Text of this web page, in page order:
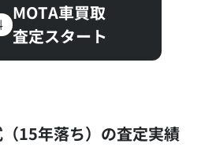
MOTA車買取
査定スタート
15年落ち）の査定実績